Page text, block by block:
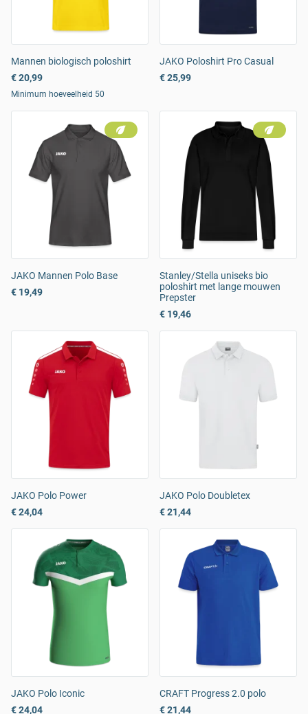
Mannen biologisch poloshirt
€ 20,99
Minimum hoeveelheid 50
JAKO Poloshirt Pro Casual
€ 25,99
JAKO Mannen Polo Base
€ 19,49
Stanley/Stella uniseks bio
poloshirt met lange mouwen
Prepster
€ 19,46
JAKO Polo Power
€ 24,04
JAKO Polo Doubletex
€ 21,44
JAKO Polo Iconic
€ 24,04
CRAFT Progress 2.0 polo
€ 21,44